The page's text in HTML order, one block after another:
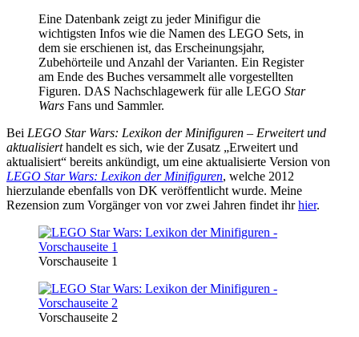
Eine Datenbank zeigt zu jeder Minifigur die
wichtigsten Infos wie die Namen des LEGO Sets, in
dem sie erschienen ist, das Erscheinungsjahr,
Zubehörteile und Anzahl der Varianten. Ein Register
am Ende des Buches versammelt alle vorgestellten
Figuren. DAS Nachschlagewerk für alle LEGO Star
Wars Fans und Sammler.
Bei LEGO Star Wars: Lexikon der Minifiguren – Erweitert und
aktualisierthandelt es sich, wie der Zusatz „Erweitert und
aktualisiert“ bereits ankündigt, um eine aktualisierte Version von
LEGO Star Wars: Lexikon der Minifiguren, welche 2012
hierzulande ebenfalls von DK veröffentlicht wurde. Meine
Rezension zum Vorgänger von vor zwei Jahren findet ihrhier.
Vorschauseite 1
Vorschauseite 2